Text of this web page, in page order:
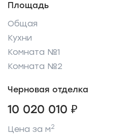
Площадь
Общая
Кухни
Комната №1
Комната №2
Черновая отделка
10 020 010 ₽
Цена за м2